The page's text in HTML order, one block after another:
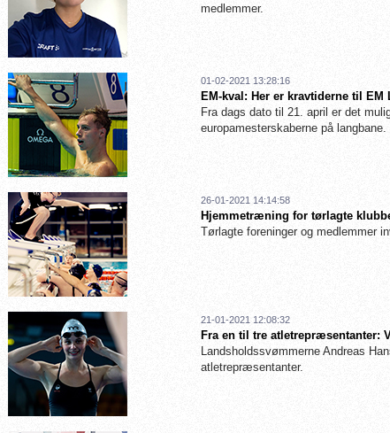
medlemmer.
01-02-2021 13:28:16
EM-kval: Her er kravtiderne til EM
Fra dags dato til 21. april er det
europamesterskaberne på langbane.
26-01-2021 14:14:58
Hjemmetræning for tørlagte
Tørlagte foreninger og medlemmer
21-01-2021 12:08:32
Fra en til tre atletrepræsentanter:
Landsholdssvømmerne Andreas
atletrepræsentanter.